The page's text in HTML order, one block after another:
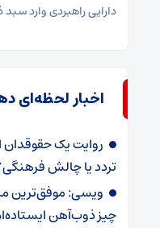
دارایی راهبردی وارد سبد
اخبار لحظه‌ای
روایت یک حقوقدان
تردد یا چالش
ویسی: موفق‌ترین
چیز ذوب‌آهن